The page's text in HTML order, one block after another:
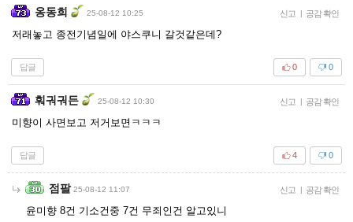
옹동희 25-08-12 10:25 신고 | 공감 확인
저래놓고 종전기념일에 야스쿠니 갈것같은데?
답글 0
0
훠궈궈든 25-08-12 10:30 신고 | 공감 확인
미향이 사면보고 저거보면ㅋㅋㅋ
답글 0
4
점팔 25-08-12 11:07 신고 | 공감 확인
윤미향 8건 기소건중 7건 무죄인건 알고있니